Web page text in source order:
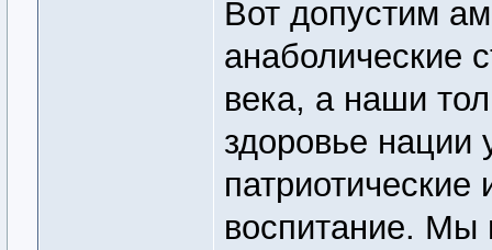
Вот допустим
анаболические
века, а наши
здоровье нации
воспитание. Мы